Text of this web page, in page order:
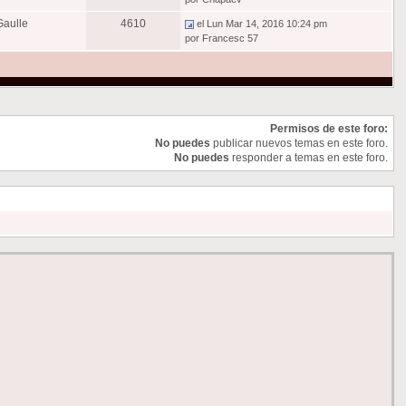
4610
el Lun Mar 14, 2016 10:24 pm
por Francesc 57
Permisos de este foro:
No puedes publicar nuevos temas en este foro.
No puedes responder a temas en este foro.